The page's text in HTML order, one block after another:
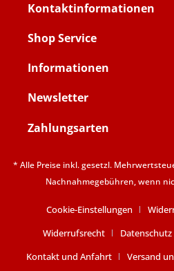
Kontaktinformationen
Shop Service
Informationen
Newsletter
Zahlungsarten
* Alle Preise inkl. gesetzl.
Nachnahmegebühren, wenn
Cookie-Einstellungen
Widerrufsrecht
Datenschutz
Kontakt und Anfahrt
Versand